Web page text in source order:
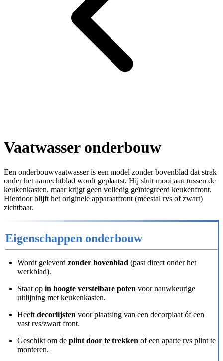
Vaatwasser onderbouw
Een onderbouwvaatwasser is een model zonder bovenblad dat strak
onder het aanrechtblad wordt geplaatst. Hij sluit mooi aan tussen de
keukenkasten, maar krijgt geen volledig geïntegreerd keukenfront.
Hierdoor blijft het originele apparaatfront (meestal rvs of zwart)
zichtbaar.
Eigenschappen onderbouw
Wordt geleverd zonder bovenblad (past direct onder het
werkblad).
Staat op in hoogte verstelbare poten voor nauwkeurige
uitlijning met keukenkasten.
Heeft decorlijsten voor plaatsing van een decorplaat óf een
vast rvs/zwart front.
Geschikt om de plint door te trekken of een aparte rvs plint te
monteren.